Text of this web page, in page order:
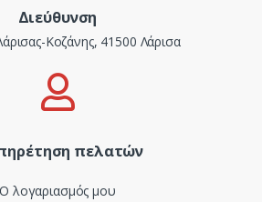
Διεύθυνση
Κοζάνης, 41500 Λάρισα
πελατών
Ο λογαριασμός μου